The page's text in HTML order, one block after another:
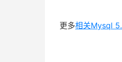
更多相关Mysql